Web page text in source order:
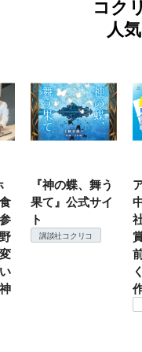
コク
人
『神の蝶、舞う
果て』公式サイ
ト
講談社コクリコ